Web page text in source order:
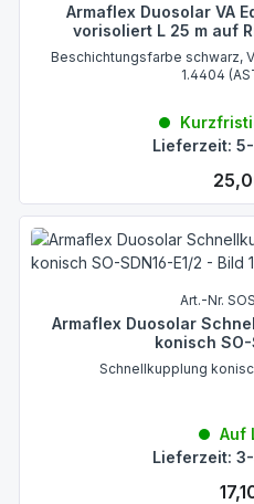
Armaflex Duosolar VA
vorisoliert L 25 m auf
Beschichtungsfarbe schwarz,
1.4404
Lieferzeit:
Art.-Nr.
Armaflex Duosolar
konisch SO-
Schnellkupplung
Auf
Lieferzeit: